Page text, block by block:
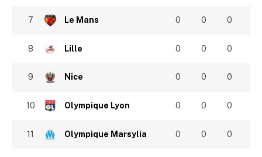
7 Le Mans 0 0 0
8 Lille 0 0 0
9 Nice 0 0 0
10 Olympique Lyon 0 0 0
11 Olympique Marsylia 0 0 0